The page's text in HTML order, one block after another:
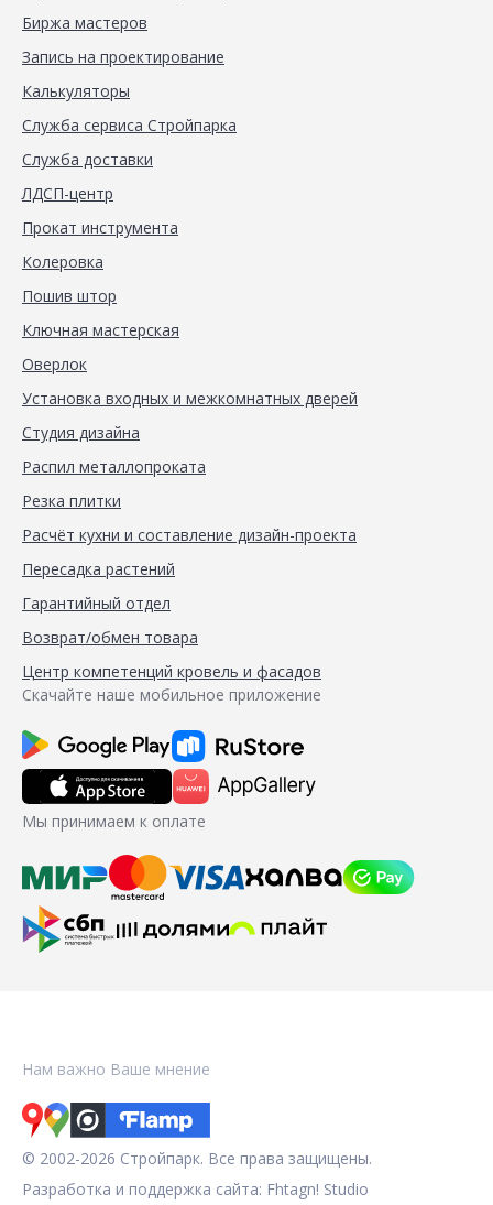
Биржа мастеров
Запись на проектирование
Калькуляторы
Служба сервиса Стройпарка
Служба доставки
ЛДСП-центр
Прокат инструмента
Колеровка
Пошив штор
Ключная мастерская
Оверлок
Установка входных и межкомнатных дверей
Студия дизайна
Распил металлопроката
Резка плитки
Расчёт кухни и составление дизайн-проекта
Пересадка растений
Гарантийный отдел
Возврат/обмен товара
Центр компетенций кровель и фасадов
Скачайте наше мобильное приложение
Мы принимаем к оплате
Нам важно Ваше мнение
© 2002-2026 Стройпарк. Все права защищены.
Разработка и поддержка сайта: Fhtagn! Studio